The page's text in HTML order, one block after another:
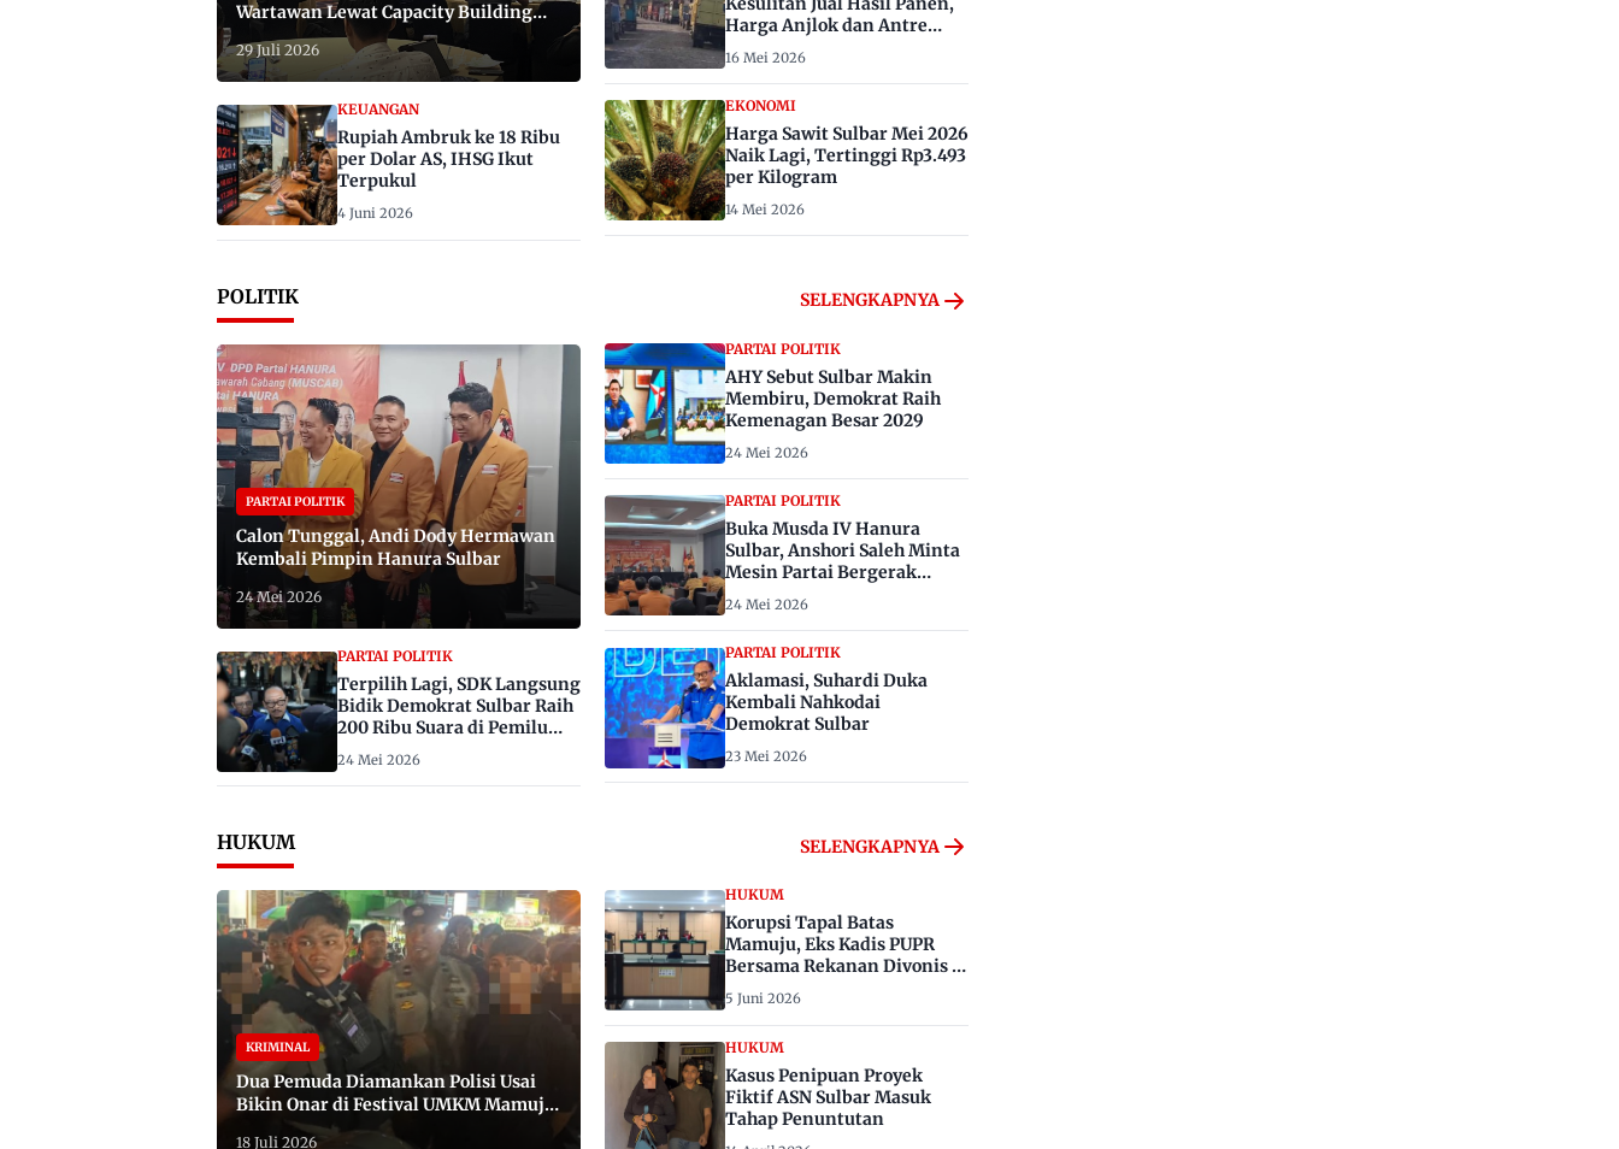
Wartawan Lewat Capacity Building
2026
29 Juli 2026
KEUANGAN
Rupiah Ambruk ke 18 Ribu
per Dolar AS, IHSG Ikut
Terpukul
4 Juni 2026
Harga Anjlok dan Antre
Berhari-hari
16 Mei 2026
EKONOMI
Harga Sawit Sulbar Mei 2026
Naik Lagi, Tertinggi Rp3.493
per Kilogram
14 Mei 2026
POLITIK SELENGKAPNYA
PARTAI POLITIK
Calon Tunggal, Andi Dody Hermawan
Kembali Pimpin Hanura Sulbar
24 Mei 2026
PARTAI POLITIK
Terpilih Lagi, SDK Langsung
Bidik Demokrat Sulbar Raih
200 Ribu Suara di Pemilu
2029
24 Mei 2026
PARTAI POLITIK
AHY Sebut Sulbar Makin
Membiru, Demokrat Raih
Kemenagan Besar 2029
24 Mei 2026
PARTAI POLITIK
Buka Musda IV Hanura
Sulbar, Anshori Saleh Minta
Mesin Partai Bergerak
Menangkan Pemilu 2029
24 Mei 2026
PARTAI POLITIK
Aklamasi, Suhardi Duka
Kembali Nahkodai
Demokrat Sulbar
23 Mei 2026
HUKUM SELENGKAPNYA
KRIMINAL
Dua Pemuda Diamankan Polisi Usai
Bikin Onar di Festival UMKM Mamuju,
Satu Bawa Badik
18 Juli 2026
HUKUM
Korupsi Tapal Batas
Mamuju, Eks Kadis PUPR
Bersama Rekanan Divonis 6
dan 8 Tahun Penjara
5 Juni 2026
HUKUM
Kasus Penipuan Proyek
Fiktif ASN Sulbar Masuk
Tahap Penuntutan